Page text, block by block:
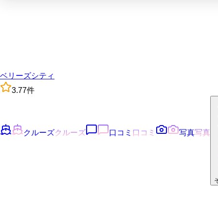
ベリーズシティ
3.77件
クルーズクルーズ 口コミ 口コミ 写真写真